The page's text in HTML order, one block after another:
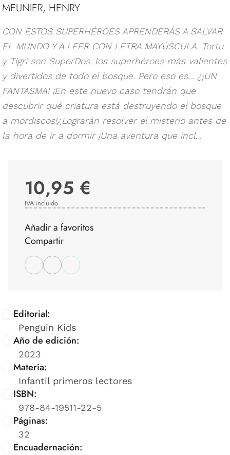
MEUNIER, HENRY
CON ESTOS SUPERHÉROES APRENDERÁS A SALVAR
EL MUNDO Y A LEER CON LETRA MAYÚSCULA. Tortu
y Tigri son SuperDos, los superhéroes más valientes
y divertidos de todo el bosque. Pero eso es... ¿¡UN
FANTASMA! ¡En este nuevo caso tendrán que
descubrir qué criatura está destruyendo el bosque
a mordiscos!¿Lograrán resolver el misterio antes de
la hora de ir a dormir ¡Una aventura que incl...
Editorial:
Penguin Kids
Año de edición:
2023
Materia:
Infantil primeros lectores
ISBN:
978-84-19511-22-5
Páginas:
32
Encuadernación:
10,95 €
IVA incluido
Añadir a favoritos
Compartir